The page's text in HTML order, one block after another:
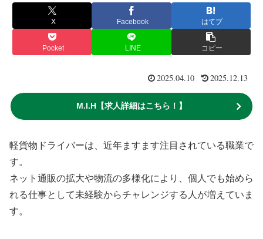
X Facebook はてブ
Pocket LINE コピー
2025.04.10 2025.12.13
M.I.H【求人詳細はこちら！】
軽貨物ドライバーは、近年ますます注目されている職業で
す。
ネット通販の拡大や物流の多様化により、個人でも始めら
れる仕事として未経験からチャレンジする人が増えていま
す。